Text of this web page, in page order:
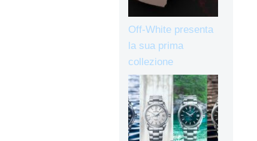
Off-White presenta
la sua prima
collezione